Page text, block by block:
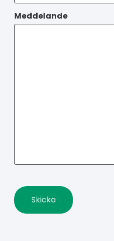
Meddelande